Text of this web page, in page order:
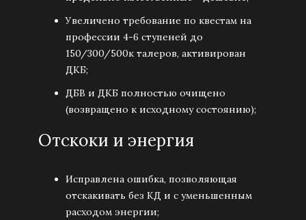
Увеличено требование по квестам на
профессии 4-6 ступеней до
150/300/500к талеров, активирован
ДКБ;
ДБВ и ДКБ полностью очищено
(возвращено к исходному состоянию);
Отскоки и энергия
Исправлена ошибка, позволяющая
отскакивать без КД и с уменьшенным
расходом энергии;